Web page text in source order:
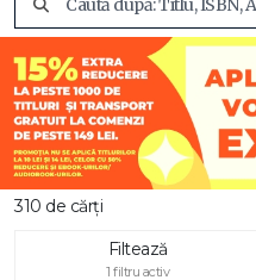
310 de cărți
Filtează
1 filtru activ